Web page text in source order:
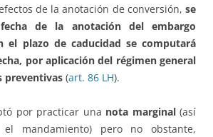
de la anotación de conversión, se
de la anotación del embargo
el plazo de caducidad se computará
por aplicación del régimen general
preventivas (art. 86 LH).
por practicar una nota marginal(así
mandamiento) pero no obstante,